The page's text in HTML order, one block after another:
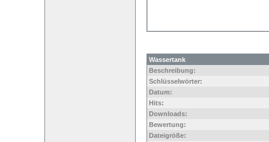
Wassertank
Beschreibung:
Schlüsselwörter:
Datum:
Hits:
Downloads:
Bewertung:
Dateigröße: